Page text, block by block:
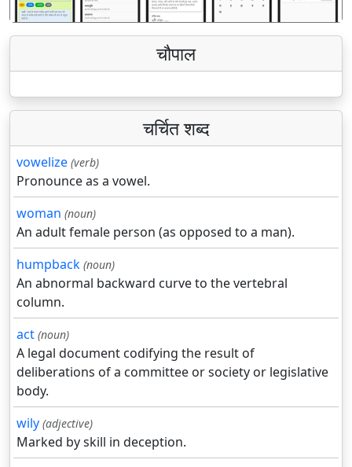
चौपाल
चर्चित शब्द
vowelize (verb)
Pronounce as a vowel.
woman (noun)
An adult female person (as opposed to a man).
humpback (noun)
An abnormal backward curve to the vertebral
column.
act (noun)
A legal document codifying the result of
deliberations of a committee or society or legislative
body.
wily (adjective)
Marked by skill in deception.